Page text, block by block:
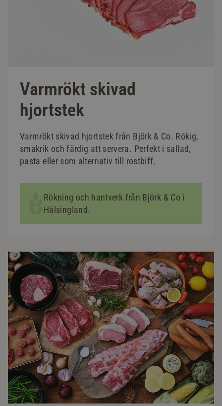
Varmrökt skivad
hjortstek
Varmrökt skivad hjortstek från Björk & Co. Rökig,
smakrik och färdig att servera. Perfekt i sallad,
pasta eller som alternativ till rostbiff.
Rökning och hantverk från Björk & Co i
Hälsingland.